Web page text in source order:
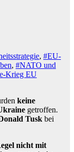
, #EU-
, #NATO und
Krieg EU
keine
getroffen.
Tusk bei
nicht mit